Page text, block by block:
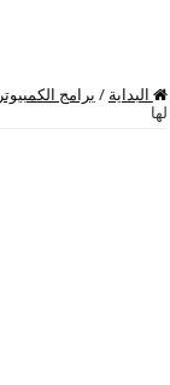
البداية / برامج الكمبيوتر
لها